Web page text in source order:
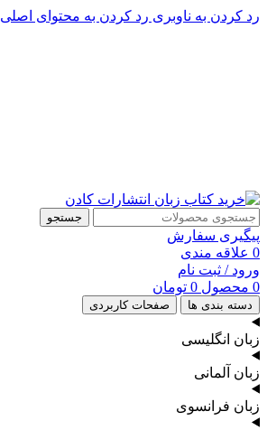
رد کردن به ناوبری رد کردن به محتوای اصلی
جستجو
پیگیری سفارش
0 علاقه مندی
ورود / ثبت نام
0 محصول 0 تومان
دسته بندی ها صفحات کاربردی
زبان انگلیسی
زبان آلمانی
زبان فرانسوی